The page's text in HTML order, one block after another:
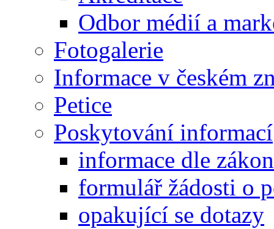
Odbor médií a
Fotogalerie
Informace v českém
Petice
Poskytování informací
informace dle
formulář žádosti o
opakující se dotazy